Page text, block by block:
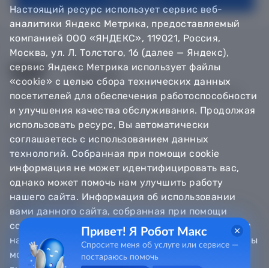
© Департамент информатизации Тюменской области,
Техническая поддержка
Сообщить об ошибке
Направить обращение
Информационно - справочная служба
8 800 100-12-90
8 3452 56-63-30
Настоящий ресурс использует сервис веб-
аналитики Яндекс Метрика, предоставляемый
компанией ООО «ЯНДЕКС», 119021, Россия,
Москва, ул. Л. Толстого, 16 (далее — Яндекс),
сервис Яндекс Метрика использует файлы
«cookie» с целью сбора технических данных
посетителей для обеспечения работоспособности
и улучшения качества обслуживания. Продолжая
использовать ресурс, Вы автоматически
соглашаетесь с использованием данных
технологий. Собранная при помощи cookie
информация не может идентифицировать вас,
однако может помочь нам улучшить работу
нашего сайта. Информация об использовании
вами данного сайта, собранная при помощи
cookie, будет передаваться Яндексу и храниться
на сервере Яндекса в Российской Федерации. Вы
можете отказаться от использования «cookie»,
Привет! Я Робот Макс
Спросите меня об услуге или сервисе —
постараюсь помочь